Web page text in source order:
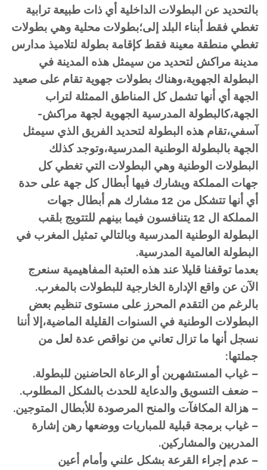
بالتحديد عن البطولات الداخلية أي ذات طبيعة ترابية
تغطي فقط أبناء البلد إلى؛بطولات محلية وهي بطولات
تغطي منطقة معينة فقط كإقامة بطولة لتلاميذ مدارس
مدينة مراكش لتحديد من سيمثل هذه المدينة في
البطولة الجهوية،وهناك بطولات جهوية تقام على صعيد
الجهة أي أنها تشمل كل المناطق الممثلة لتراب
الجهة،كالبطولة المدرسية الجهوية لجهة مراكش-
آسفي،تقام هذه البطولة لتحديد الفريق الذي سيمثل
الجهة بالبطولة الوطنية المدرسية،وتوجد كذلك
البطولات الوطنية وهي البطولات التي تغطي كل
جهات المملكة ويشارك فيها أبطال كل جهة على حدة
أي أنها تتشكل من 12 مشارك هم أبطال جهات
المملكة ال 12 يتنافسون فيما بينهم للتتويج بلقب
البطولة الوطنية المدرسية وبالتالي تمثيل المغرب في
البطولة العالمية المدرسية.
بعدما توقفنا قليلا عند هذه العتبة المفاهيمية سنعرج
الآن عن واقع الإدارة الخارجية للبطولات بالمغرب.
بالرغم من التقدم المحرز على مستوى تنظيم بعض
البطولات الوطنية في السنوات القليلة الماضية،إلا أننا
نسجل أنها ما تزال تعاني من نواقص عدة لعل من
جملتها:
– غياب المستشهرين أو الرعاة الحاضنين للبطولة.
– ضعف التسويق والدعاية للحدث بالشكل المطلوب.
– هزالة المكافآت والمنح المرصودة للأبطال المتوجين.
– غياب برمجة قبلية للمباريات ووضعها رهن إشارة
المدربين والمشاركين.
– عدم إجراء القرعة بشكل علني وأمام أعين